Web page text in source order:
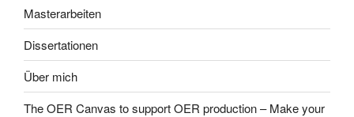
Masterarbeiten
Dissertationen
Über mich
The OER Canvas to support OER production – Make your